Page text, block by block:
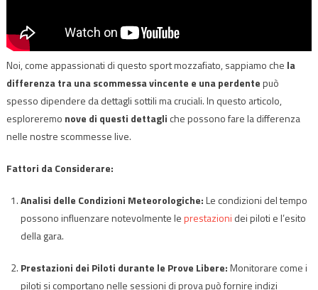
Noi, come appassionati di questo sport mozzafiato, sappiamo che la
differenza tra una scommessa vincente e una perdentepuò
spesso dipendere da dettagli sottili ma cruciali. In questo articolo,
esploreremo nove di questi dettagli che possono fare la differenza
nelle nostre scommesse live.
Fattori da Considerare:
Analisi delle Condizioni Meteorologiche:Le condizioni del tempo
possono influenzare notevolmente leprestazioni dei piloti e l’esito
della gara.
Prestazioni dei Piloti durante le Prove Libere:Monitorare come i
piloti si comportano nelle sessioni di prova può fornire indizi